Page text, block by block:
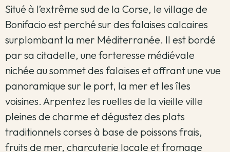
Situé à l’extrême sud de la Corse, le village de
Bonifacio est perché sur des falaises calcaires
surplombant la mer Méditerranée. Il est bordé
par sa citadelle, une forteresse médiévale
nichée au sommet des falaises et offrant une vue
panoramique sur le port, la mer et les îles
voisines. Arpentez les ruelles de la vieille ville
pleines de charme et dégustez des plats
traditionnels corses à base de poissons frais,
fruits de mer, charcuterie locale et fromage